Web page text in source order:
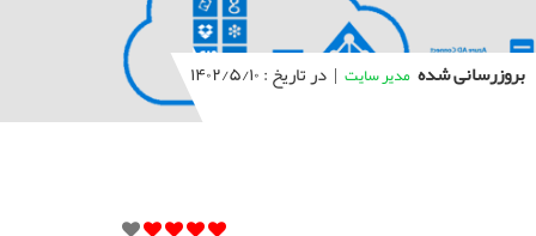
بروزرسانی شده مدیر سایت | در تاریخ : ۱۴۰۲/۵/۱۰